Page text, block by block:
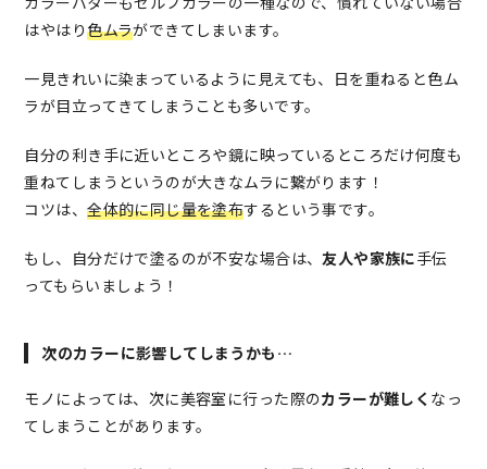
はやはり色ムラができてしまいます。
一見きれいに染まっているように見えても、日を重ねると色ム
ラが目立ってきてしまうことも多いです。
自分の利き手に近いところや鏡に映っているところだけ何度も
重ねてしまうというのが大きなムラに繋がります！
コツは、全体的に同じ量を塗布するという事です。
もし、自分だけで塗るのが不安な場合は、友人や家族に手伝
ってもらいましょう！
次のカラーに影響してしまうかも…
モノによっては、次に美容室に行った際のカラーが難しく なっ
てしまうことがあります。